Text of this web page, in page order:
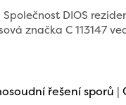
DIOS
značka C 113147
řešení sporů |